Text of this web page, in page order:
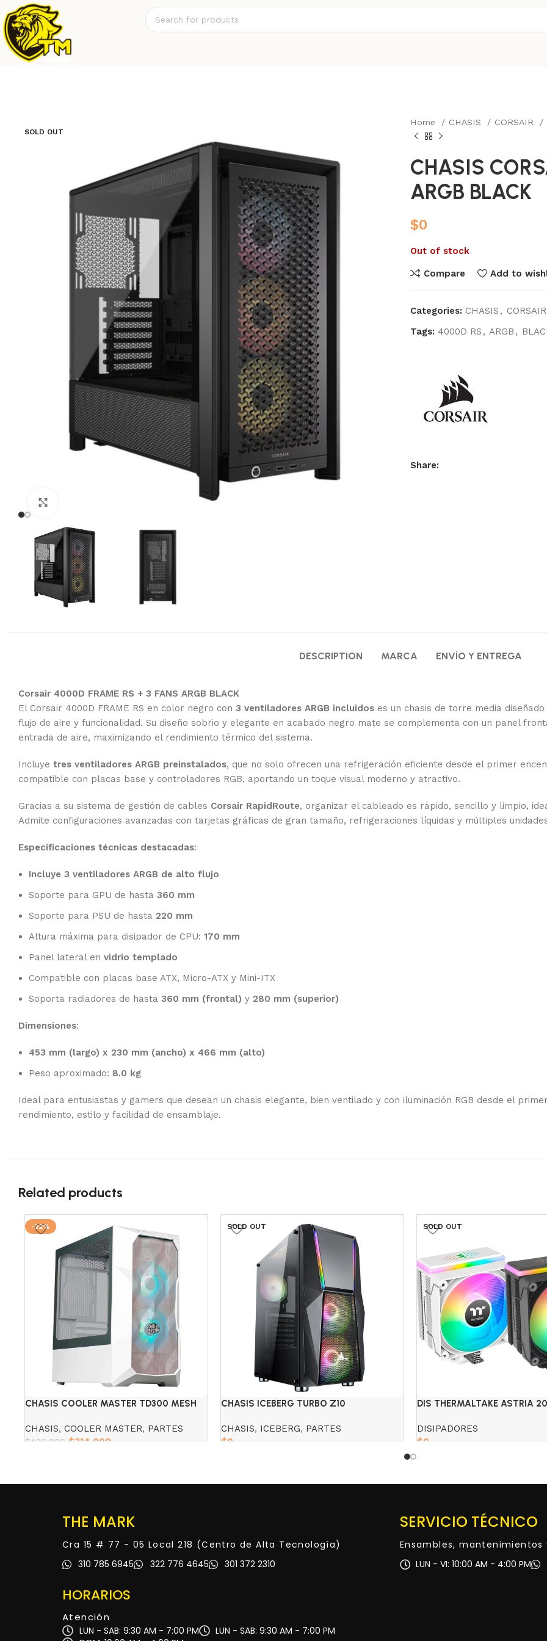
SOLD OUT
Home CHASIS CORSAIR
CHASIS
ARGB BLACK
$0
Out of stock
Compare Add to
Categories: CHASIS , CORSAIR
Tags: 4000D RS , ARGB ,
Share:
DESCRIPTION MARCA ENVÍO Y ENTREGA
Corsair 4000D FRAME RS + 3 FANS ARGB BLACK
El Corsair 4000D FRAME RS en color negro con 3 ventiladores ARGB incluidos es un chasis de torre media
flujo de aire y funcionalidad. Su diseño sobrio y elegante en acabado negro mate se complementa con un panel
entrada de aire, maximizando el rendimiento térmico del sistema.
Incluye tres ventiladores ARGB preinstalados, que no solo ofrecen una refrigeración eficiente desde el primer
compatible con placas base y controladores RGB, aportando un toque visual moderno y atractivo.
Gracias a su sistema de gestión de cables Corsair RapidRoute, organizar el cableado es rápido, sencillo y limpio,
Admite configuraciones avanzadas con tarjetas gráficas de gran tamaño, refrigeraciones líquidas y múltiples
Especificaciones técnicas destacadas:
Incluye 3 ventiladores ARGB de alto flujo
Soporte para GPU de hasta 360 mm
Soporte para PSU de hasta 220 mm
Altura máxima para disipador de CPU: 170 mm
Panel lateral en vidrio templado
Compatible con placas base ATX, Micro-ATX y Mini-ITX
Soporta radiadores de hasta 360 mm (frontal) y 280 mm (superior)
Dimensiones:
453 mm (largo) x 230 mm (ancho) x 466 mm (alto)
Peso aproximado: 8.0 kg
Ideal para entusiastas y gamers que desean un chasis elegante, bien ventilado y con iluminación RGB desde el
rendimiento, estilo y facilidad de ensamblaje.
Related products
-22%
CHASIS COOLER MASTER TD300 MESH
CHASIS, COOLER MASTER, PARTES
$400,000 $314,000
SOLD OUT
CHASIS ICEBERG TURBO Z10
CHASIS, ICEBERG, PARTES
$0
SOLD OUT
DIS THERMALTAKE ASTRIA
DISIPADORES
$0
THE MARK
Cra 15 # 77 - 05 Local 218 (Centro de Alta Tecnología)
310 785 6945
322 776 4645 301 372 2310
HORARIOS
Atención
LUN - SAB: 9:30 AM - 7:00 PM
LUN - SAB: 9:30 AM - 7:00 PM
SERVICIO TÉCNICO
Ensambles, mantenimientos
LUN - VI: 10:00 AM - 4:00 PM